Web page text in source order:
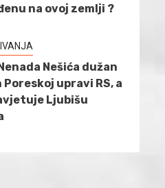
na ovoj zemlji ?
Nešića dužan
Poreskoj upravi RS, a
Ljubišu